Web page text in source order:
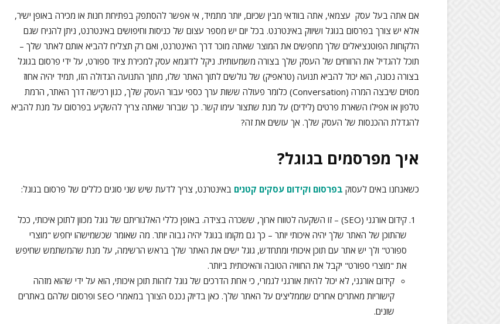
אם אתה בעל עסק עצמאי, אתה בוודאי מבין שכיום, יותר מתמיד, אי אפשר להסתפק בפתיחת חנות או מכירה באופן ישיר,
אלא יש צורך בפרסום בגוגל ושיווק באינטרנט. בכל יום יש מספר עצום של כניסות וחיפושים באינטרנט, ניתן להניח שגם
הלקוחות הפוטנציאלים שלך מחפשים את המוצר שאתה מוכר דרך האינטרנט, ואם רק תצליח להביא אותם לאתר שלך –
תוכל להגדיל את הרווחים של העסק שלך בצורה משמעותית. ניקל לדוגמא עסק למכירת ציוד ספורט, על ידי פרסום בגוגל
בצורה נכונה, הוא יכול להביא תנועה (טראפיק) של גולשים לתוך האתר שלו, מתוך התנועה הגדולה הזו, תמיד יהיה אחוז
מסוים שיבצה המרה (Conversation) כלומר פעולה ששות ערך כספי עבור העסק שלך, כגון רכישה דרך האתר, הרמת
טלפון או אפילו השארת פרטים (לידים) על מנת שתצור עימו קשר. כך שברור שאתה צריך להשקיע בפרסום על מנת להביא
להגדלת ההכנסות של העסק שלך. אך עושים את זה?
איך מפרסמים בגוגל?
כשאנחנו באים לעסוק בפרסום וקידום עסקים קטנים באינטרנט, צריך לדעת שיש שני סוגים כללים של פרסום בגוגל:
קידום אורגני (SEO) – זו השקעה לטווח ארוך, ששכרה בצידה. באופן כללי האלגוריתם של גוגל מכוון לתוכן איכותי, ככל
שהתוכן של האתר שלך יהיה איכותי יותר – כך גם מקומו בגוגל יהיה גבוה יותר. מה שאומר שכשמישהו יחפש "מוצרי
ספורט" ולך יש אתר עם תוכן איכותי ומתחדש, גוגל ישים את האתר שלך בראש הרשימה, על מנת שהמשתמש שחיפש
את "מוצרי ספורט" יקבל את החוויה הטובה והאיכותית ביותר.
קידום אורגני, לא יכול להיות אורגני לגמרי, כי אחת הדרכים של גוגל לזהות תוכן איכותי, הוא על ידי שהוא מזהה
קישוריות מאתרים אחרים שממליצים על האתר שלך. כאן בדיוק נכנס הצורך במאמרי SEO ופרסום שלהם באתרים
שונים.